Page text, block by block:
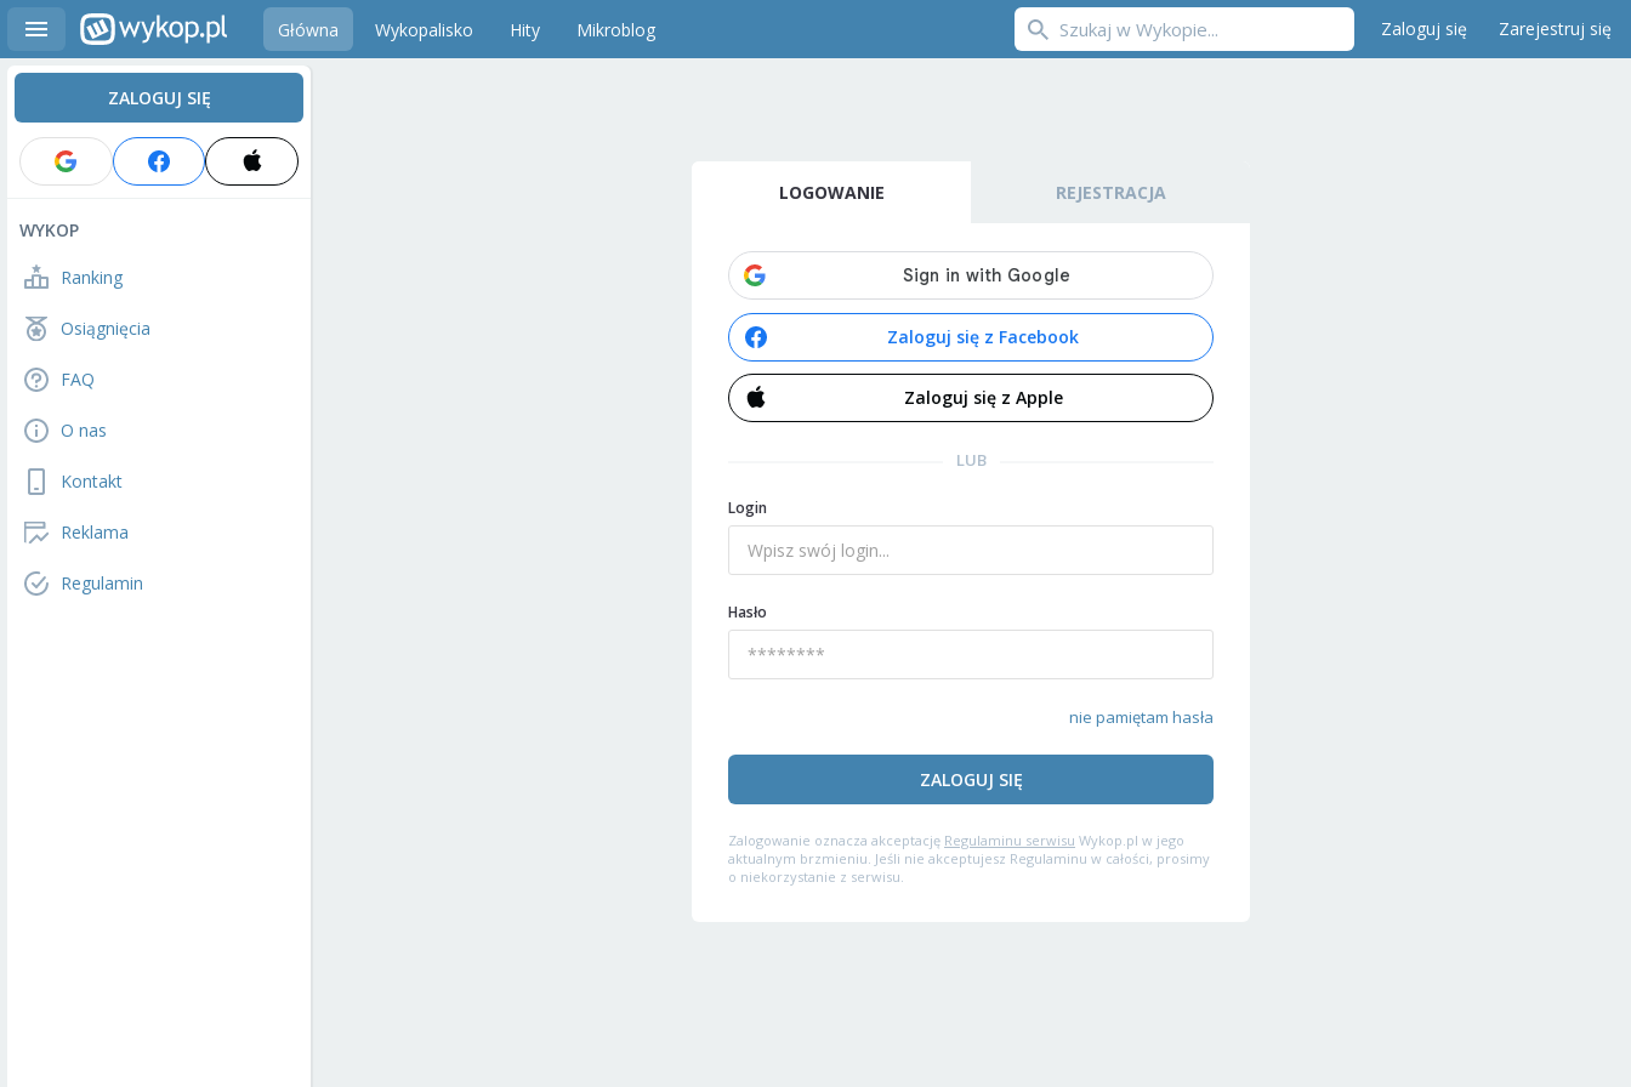
Główna Wykopalisko Hity Mikroblog Zaloguj się Zarejestruj się
ZALOGUJ SIĘ
WYKOP
Ranking
Osiągnięcia
FAQ
O nas
Kontakt
Reklama
Regulamin
LOGOWANIE REJESTRACJA
Zaloguj się z Facebook
Zaloguj się z Apple
LUB
Login
Hasło
nie pamiętam hasła
ZALOGUJ SIĘ
Zalogowanie oznacza akceptację Regulaminu serwisu Wykop.pl w jego
aktualnym brzmieniu. Jeśli nie akceptujesz Regulaminu w całości, prosimy
o niekorzystanie z serwisu.